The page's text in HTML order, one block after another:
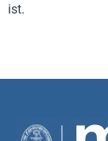
ist.